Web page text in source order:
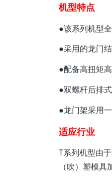
机型特点
●该系列机型
●采用的龙门
●配备高扭矩
●双螺杆后排
●龙门架采用
适应行业
T系列机型由
（吹）塑模